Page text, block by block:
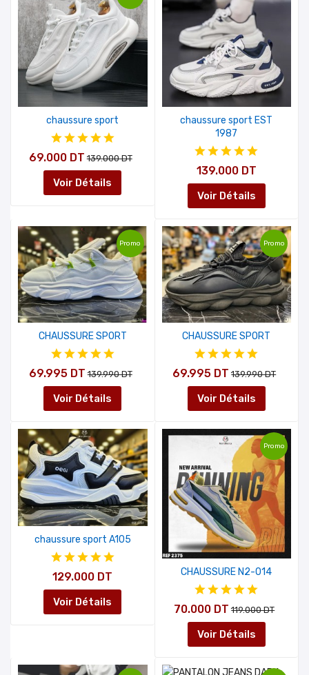
chaussure sport
69.000 DT 139.000 DT
Voir Détails
chaussure sport EST
1987
139.000 DT
Voir Détails
Promo
CHAUSSURE SPORT
69.995 DT 139.990 DT
Voir Détails
Promo
CHAUSSURE SPORT
69.995 DT 139.990 DT
Voir Détails
chaussure sport A105
129.000 DT
Voir Détails
Promo
CHAUSSURE N2-014
70.000 DT 119.000 DT
Voir Détails